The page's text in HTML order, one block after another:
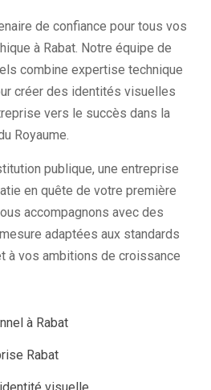
de confiance pour tous vos
à Rabat. Notre équipe de
combine expertise technique
créer des identités visuelles
vers le succès dans la
Royaume.
publique, une entreprise
en quête de votre première
accompagnons avec des
adaptées aux standards
à vos ambitions de croissance
à Rabat
Rabat